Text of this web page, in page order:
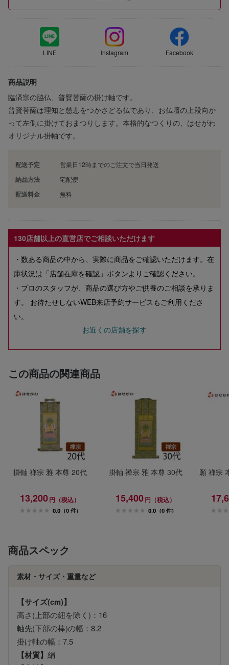
LINE Instagram Facebook
商品説明
臨済宗の脇仏、普賢菩薩の掛け軸です。
普賢菩薩は理知と慈悲をつかさどる仏であり、お仏壇の上段向か
って左側に掛けておまつりします。本格的なつくりの、はせがわ
オリジナル掛軸です。
配送予定 営業日12時までのご注文で当日発送
納品方法 宅配便
配送料金 無料
130店舗以上の直営店でご相談いただけます
・数ある商品の中から、実際に商品をご確認いただけます。在
庫状況は「店舗在庫を確認」ボタンよりご確認ください。
・プロのスタッフが、商品の選び方やご供養のご相談を承りま
す。 お待たせしないWEB来店予約サービスもご利用くださ
い。
お近くの店舗を探す
この商品の関連商品
掛軸 禅宗 雅 本尊 20代
13,200円（税込）
0.0 (0 件)
掛軸 禅宗 雅 本尊 30代
15,400円（税込）
0.0 (0 件)
願 禅宗
商品スペック
素材・サイズ・重量など
【サイズ(cm)】
高さ(上部の紐を除く)：16
軸先(下部の棒)の幅：8.2
掛け軸の幅：7.5
【材質】 絹